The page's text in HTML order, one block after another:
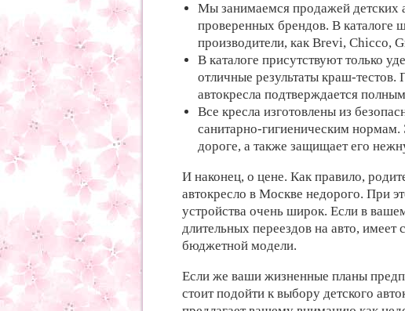
Мы занимаемся продажей детских
проверенных брендов. В каталоге
производители, как Brevi, Chicco,
В каталоге присутствуют только
отличные результаты краш-
автокресла подтверждается
Все кресла изготовлены из
санитарно-гигиеническим
дороге, а также защищает его
И наконец, о цене. Как правило,
автокресло в Москве недорого. При
устройства очень широк. Если в
длительных переездов на авто,
бюджетной модели.
Если же ваши жизненные планы
стоит подойти к выбору детского